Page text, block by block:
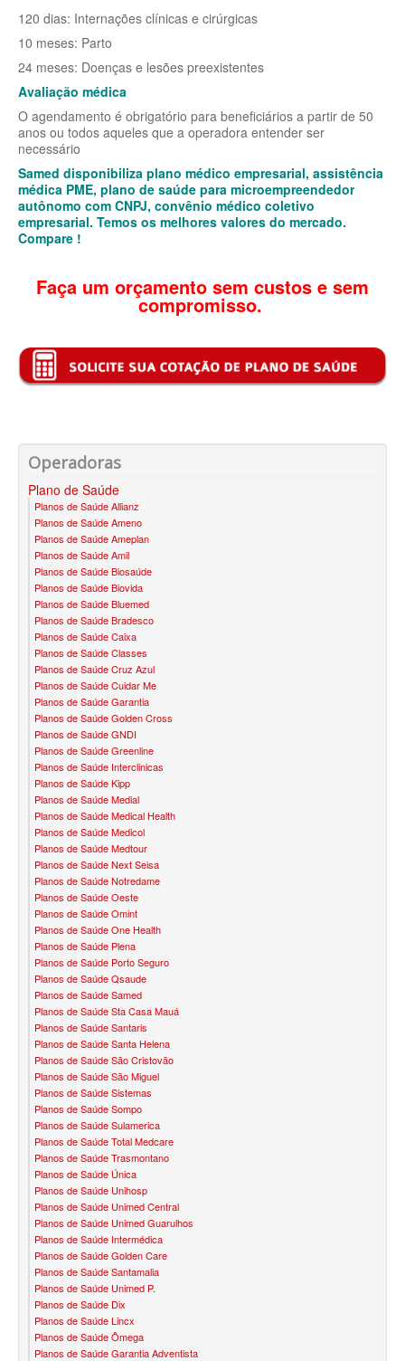
CRUZ AZUL PLANO DE SAÚDE FAMILIAR
CUIDAR ME PLANO DE SAÚDE FAMILIAR
GNDI PLANO DE SAÚDE FAMILIAR
GARANTIA GS PLANO DE SAÚDE FAMILIAR
INTERCLINICAS PLANO DE SAÚDE FAMILIAR
KIPP PLANO DE SAÚDE FAMILIAR
MEDICAL HEALTH PLANO DE SAÚDE FAMILIAR
QSAUDE PLANO DE SAÚDE FAMILIAR
SÃO CRISTOVÃO PLANO DE SAÚDE FAMILIAR
SÃO MIGUEL PLANO DE SAÚDE FAMILIAR
STA CASA MAUÁ PLANO DE SAÚDE FAMILIAR
TOTAL MEDCARE PLANO DE SAÚDE FAMILIAR
TRASMONTANO PLANO DE SAÚDE FAMILIAR
ÚNICA PLANO DE SAÚDE FAMILIAR
UNIHOSP PLANO DE SAÚDE FAMILIAR
UNIMED GUARULHOS PLANO DE SAÚDE FAMILIAR
CLASSES PLANO DE SAÚDE FAMILIAR
PLANO DE SAÚDE INFANTIL
AMIL PLANO DE SAÚDE INFANTIL
BIO SAÚDE PLANO DE SAÚDE INFANTIL
BIOVIDA PLANO DE SAÚDE INFANTIL
BLUE MED PLANO DE SAÚDE INFANTIL
CLASSES PLANO DE SAÚDE INFANTIL
CUIDAR ME PLANO DE SAÚDE INFANTIL
MEDICAL HEALTH PLANO DE SAÚDE INFANTIL
MED TOUR PLANO DE SAÚDE INFANTIL
PLENA PLANO DE SAÚDE INFANTIL
QSAUDE PLANO DE SAÚDE INFANTIL
SANTA HELENA PLANO DE SAÚDE INFANTIL
SÃO CRISTOVÃO PLANO DE SAÚDE INFANTIL
SÃO MIGUEL PLANO DE SAÚDE INFANTIL
STA CASA MAUÁ PLANO DE SAÚDE INFANTIL
120 dias: Internações clínicas e cirúrgicas
10 meses: Parto
24 meses: Doenças e lesões preexistentes
Avaliação médica
O agendamento é obrigatório para beneficiários a partir de 50
anos ou todos aqueles que a operadora entender ser
necessário
Samed disponibiliza plano médico empresarial, assistência
médica PME, plano de saúde para microempreendedor
autônomo com CNPJ, convênio médico coletivo
empresarial. Temos os melhores valores do mercado.
Compare !
Faça um orçamento sem custos e sem
compromisso.
Operadoras
Plano de Saúde
Planos de Saúde Allianz
Planos de Saúde Ameno
Planos de Saúde Ameplan
Planos de Saúde Amil
Planos de Saúde Biosaúde
Planos de Saúde Biovida
Planos de Saúde Bluemed
Planos de Saúde Bradesco
Planos de Saúde Caixa
Planos de Saúde Classes
Planos de Saúde Cruz Azul
Planos de Saúde Cuidar Me
Planos de Saúde Garantia
Planos de Saúde Golden Cross
Planos de Saúde GNDI
Planos de Saúde Greenline
Planos de Saúde Interclinicas
Planos de Saúde Kipp
Planos de Saúde Medial
Planos de Saúde Medical Health
Planos de Saúde Medicol
Planos de Saúde Medtour
Planos de Saúde Next Seisa
Planos de Saúde Notredame
Planos de Saúde Oeste
Planos de Saúde Omint
Planos de Saúde One Health
Planos de Saúde Plena
Planos de Saúde Porto Seguro
Planos de Saúde Qsaude
Planos de Saúde Samed
Planos de Saúde Sta Casa Mauá
Planos de Saúde Santaris
Planos de Saúde Santa Helena
Planos de Saúde São Cristovão
Planos de Saúde São Miguel
Planos de Saúde Sistemas
Planos de Saúde Sompo
Planos de Saúde Sulamerica
Planos de Saúde Total Medcare
Planos de Saúde Trasmontano
Planos de Saúde Única
Planos de Saúde Unihosp
Planos de Saúde Unimed Central
Planos de Saúde Unimed Guarulhos
Planos de Saúde Intermédica
Planos de Saúde Golden Care
Planos de Saúde Santamalia
Planos de Saúde Unimed P.
Planos de Saúde Dix
Planos de Saúde Lincx
Planos de Saúde Ômega
Planos de Saúde Garantia Adventista